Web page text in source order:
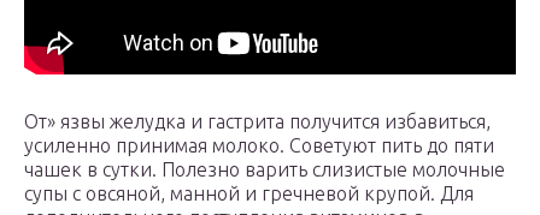
От» язвы желудка и гастрита получится избавиться,
усиленно принимая молоко. Советуют пить до пяти
чашек в сутки. Полезно варить слизистые молочные
супы с овсяной, манной и гречневой крупой. Для